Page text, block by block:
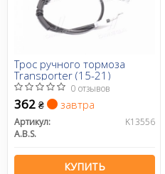
Трос ручного тормоза
Transporter (15-21)
0 отзывов
362 ₴ завтра
Артикул:
K13556
A.B.S.
КУПИТЬ